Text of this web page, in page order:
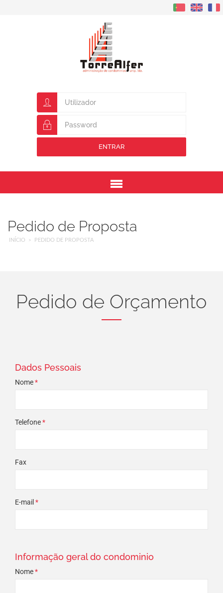
ENTRAR
Menu
Pedido de Proposta
INÍCIO PEDIDO DE PROPOSTA
Pedido de Orçamento
Dados Pessoais
Nome*
Telefone*
Fax
E-mail *
Informação geral do condominio
Nome*